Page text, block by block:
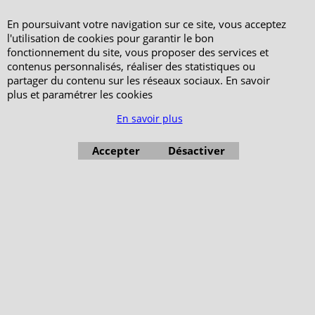
En poursuivant votre navigation sur ce site, vous acceptez
l'utilisation de cookies pour garantir le bon
fonctionnement du site, vous proposer des services et
contenus personnalisés, réaliser des statistiques ou
partager du contenu sur les réseaux sociaux. En savoir
plus et paramétrer les cookies
En savoir plus
Accepter Désactiver